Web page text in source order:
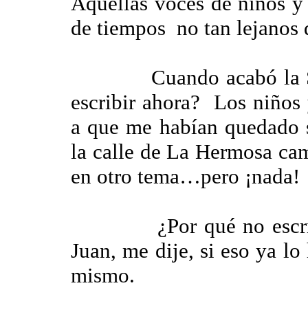
de tiempos no tan lejanos
Cuando acabó la
escribir ahora? Los niños
a que me habían
la calle de La Hermosa
en otro tema…pero ¡nada!
¿Por qué no escribo
Juan, me dije, si eso ya
mismo.